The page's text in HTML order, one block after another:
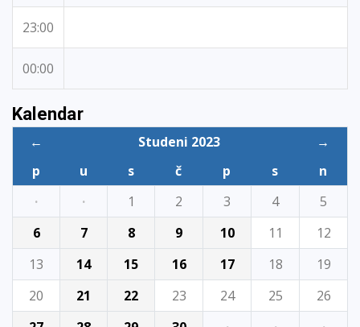
23:00
00:00
Kalendar
← Studeni 2023
→
p
u s č p s
n
·
· 1 2 3 4
5
6
7 8 9 10 11
12
13
14 15 16 17 18
19
20
21 22 23 24 25
26